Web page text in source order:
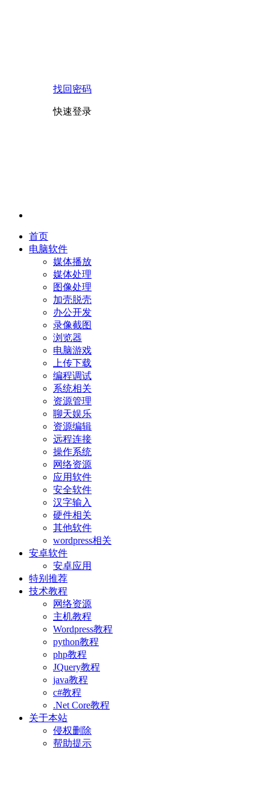
找回密码
快速登录
首页
电脑软件
媒体播放
媒体处理
图像处理
加壳脱壳
办公开发
录像截图
浏览器
电脑游戏
上传下载
编程调试
系统相关
资源管理
聊天娱乐
资源编辑
远程连接
操作系统
网络资源
应用软件
安全软件
汉字输入
硬件相关
其他软件
wordpress相关
安卓软件
安卓应用
特别推荐
技术教程
网络资源
主机教程
Wordpress教程
python教程
php教程
JQuery教程
java教程
c#教程
.Net Core教程
关于本站
侵权删除
帮助提示